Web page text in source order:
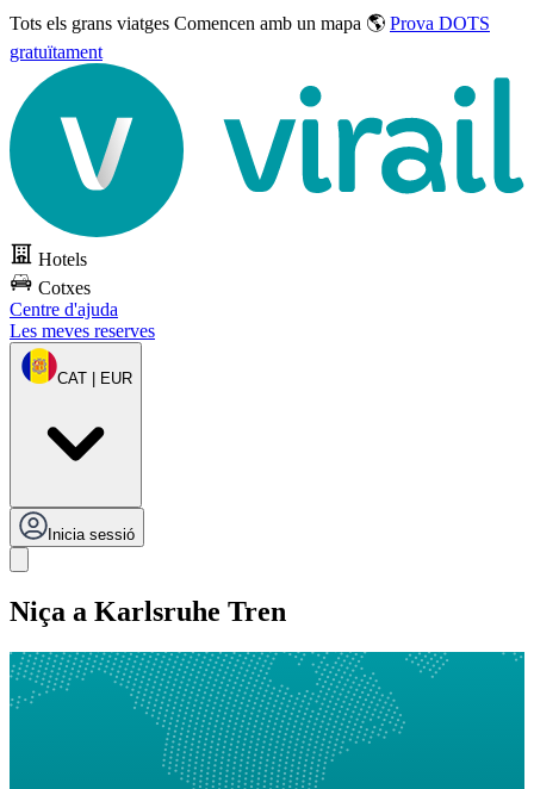
Tots els grans viatges Comencen amb un mapa 🌎 Prova DOTS
gratuïtament
Hotels
Cotxes
Centre d'ajuda
Les meves reserves
CAT | EUR
Inicia sessió
Niça a Karlsruhe Tren